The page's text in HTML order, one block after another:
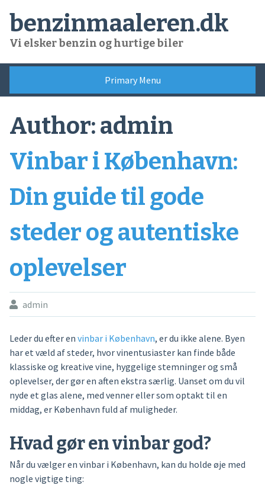
content
benzinmaaleren.dk
Vi elsker benzin og hurtige biler
Primary Menu
Author:admin
Vinbar i København:
Din guide til gode
steder og autentiske
oplevelser
admin
Leder du efter en vinbar i København, er du ikke alene. Byen
har et væld af steder, hvor vinentusiaster kan finde både
klassiske og kreative vine, hyggelige stemninger og små
oplevelser, der gør en aften ekstra særlig. Uanset om du vil
nyde et glas alene, med venner eller som optakt til en
middag, er København fuld af muligheder.
Hvad gør en vinbar god?
Når du vælger en vinbar i København, kan du holde øje med
nogle vigtige ting: